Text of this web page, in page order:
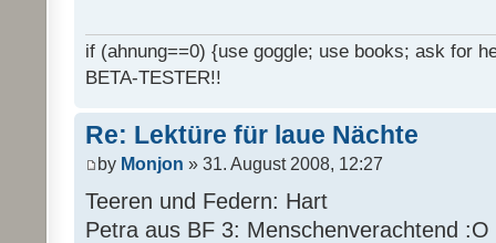
if (ahnung==0) {use goggle; use books; ask for
BETA-TESTER!!
Re: Lektüre für laue Nächte
by Monjon » 31. August 2008, 12:27
Teeren und Federn: Hart
Petra aus BF 3: Menschenverachtend :O